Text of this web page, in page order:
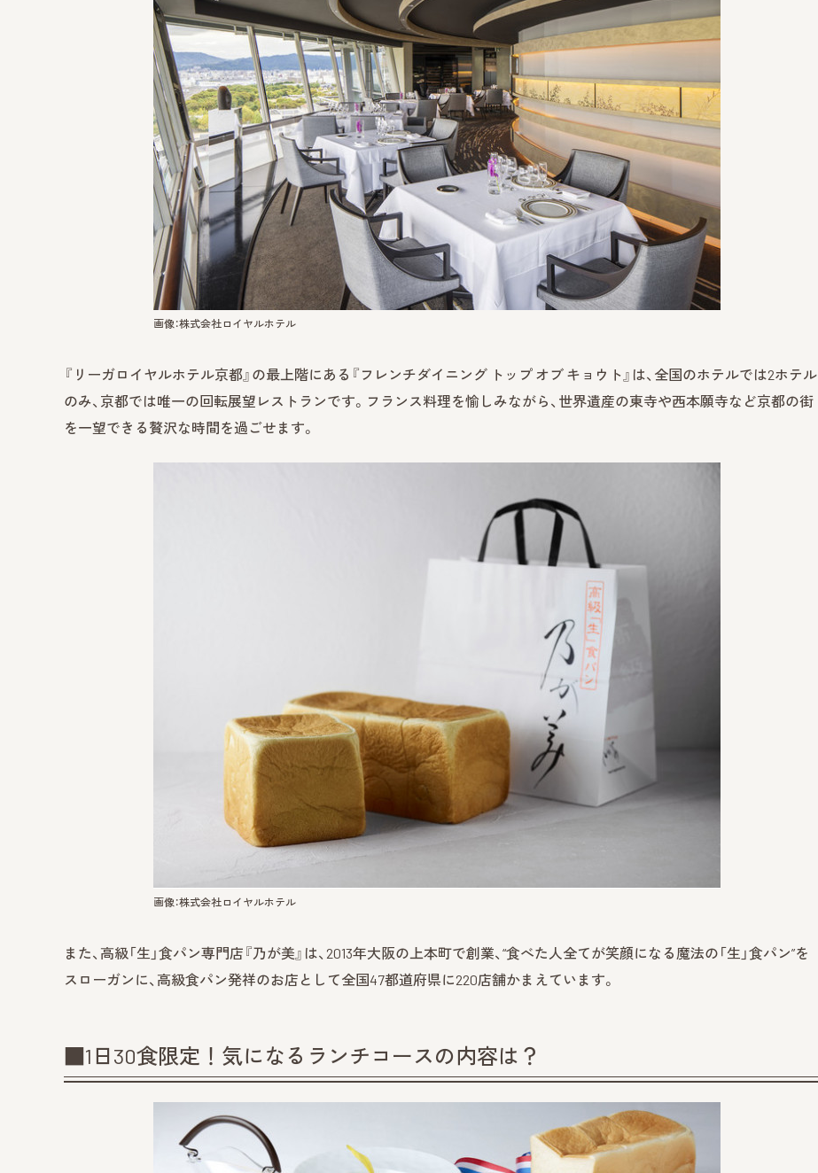
画像：株式会社ロイヤルホテル
『リーガロイヤルホテル京都』の最上階にある『フレンチダイニング トップ オブ キョウト』は、全国のホテルでは2ホテル
のみ、京都では唯一の回転展望レストランです。フランス料理を愉しみながら、世界遺産の東寺や西本願寺など京都の街
を一望できる贅沢な時間を過ごせます。
画像：株式会社ロイヤルホテル
また、高級「生」食パン専門店『乃が美』は、2013年大阪の上本町で創業、“食べた人全てが笑顔になる魔法の「生」食パン”を
スローガンに、高級食パン発祥のお店として全国47都道府県に220店舗かまえています。
■1日30食限定！気になるランチコースの内容は？